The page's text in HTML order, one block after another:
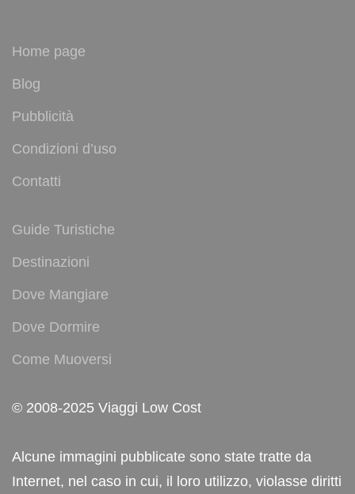
Home page
Blog
Pubblicità
Condizioni d’uso
Contatti
Guide Turistiche
Destinazioni
Dove Mangiare
Dove Dormire
Come Muoversi
© 2008-2025 Viaggi Low Cost
Alcune immagini pubblicate sono state tratte da
Internet, nel caso in cui, il loro utilizzo, violasse diritti